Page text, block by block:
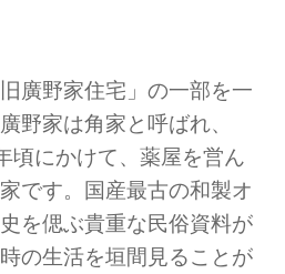
廣野家住宅」の一部を一
野家は角家と呼ばれ、
頃にかけて、薬屋を営ん
です。国産最古の和製オ
を偲ぶ貴重な民俗資料が
の生活を垣間見ることが